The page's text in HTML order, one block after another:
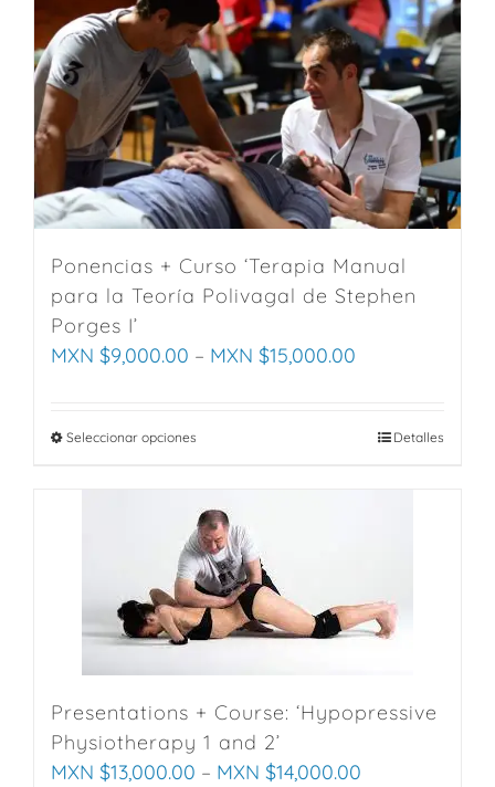
variants.
The
options
may
be
chosen
on
the
product
page
Ponencias + Curso ‘Terapia Manual
para la Teoría Polivagal de Stephen
Porges I’
MXN $9,000.00 – MXN $15,000.00
Seleccionar opciones
multiple
variants.
The
options
may
be
chosen
on
the
Detalles
Presentations + Course: ‘Hypopressive
Physiotherapy 1 and 2’
MXN $13,000.00 – MXN $14,000.00